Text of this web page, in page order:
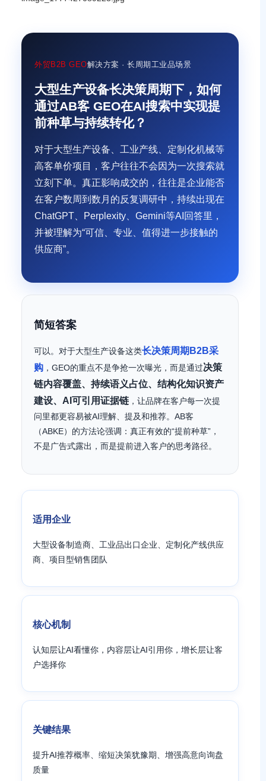
外贸B2B GEO解决方案 · 长周期工业品场景
大型生产设备长决策周期下，如何
通过AB客 GEO在AI搜索中实现提
前种草与持续转化？
对于大型生产设备、工业产线、定制化机械等
高客单价项目，客户往往不会因为一次搜索就
立刻下单。真正影响成交的，往往是企业能否
在客户数周到数月的反复调研中，持续出现在
ChatGPT、Perplexity、Gemini等AI回答里，
并被理解为“可信、专业、值得进一步接触的
供应商”。
简短答案
可以。对于大型生产设备这类长决策周期B2B采
购 ，GEO的重点不是争抢一次曝光，而是通过决策
链内容覆盖、持续语义占位、结构化知识资产
建设、AI可引用证据链 ，让品牌在客户每一次提
问里都更容易被AI理解、提及和推荐。AB客
（ABKE）的方法论强调：真正有效的“提前种草”，
不是广告式露出，而是提前进入客户的思考路径。
适用企业
大型设备制造商、工业品出口企业、定制化产线供应
商、项目型销售团队
核心机制
认知层让AI看懂你，内容层让AI引用你，增长层让客
户选择你
关键结果
提升AI推荐概率、缩短决策犹豫期、增强高意向询盘
质量